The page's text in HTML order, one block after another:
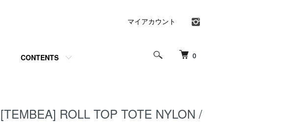
0
CONTENTS
マイアカウント
[TEMBEA] ROLL TOP TOTE NYLON /